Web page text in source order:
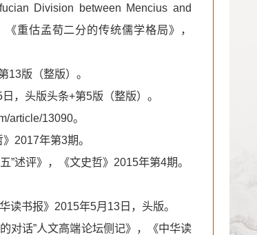
Division between Mencius and
《重估孟荀二分的传统儒学格局》，
13版（整版）。
，头版头条+第5版（整版）。
article/13090。
2017年第3期。
述评》，《文史哲》2015年第4期。
读书报》2015年5月13日，头版。
对话”人文高端论坛侧记》，《中华读